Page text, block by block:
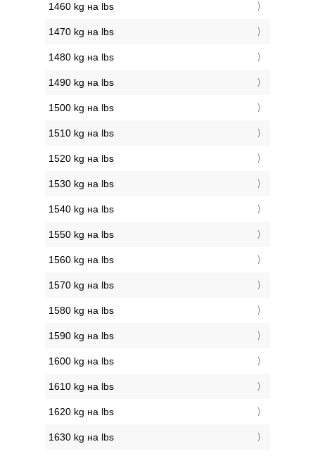
1460 kg на lbs
1470 kg на lbs
1480 kg на lbs
1490 kg на lbs
1500 kg на lbs
1510 kg на lbs
1520 kg на lbs
1530 kg на lbs
1540 kg на lbs
1550 kg на lbs
1560 kg на lbs
1570 kg на lbs
1580 kg на lbs
1590 kg на lbs
1600 kg на lbs
1610 kg на lbs
1620 kg на lbs
1630 kg на lbs